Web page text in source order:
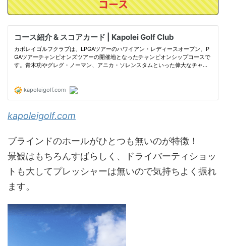
コース
kapoleigolf.com
ブラインドのホールがひとつも無いのが特徴！
景観はもちろんすばらしく、ドライバーティショッ
トも大してプレッシャーは無いので気持ちよく振れ
ます。